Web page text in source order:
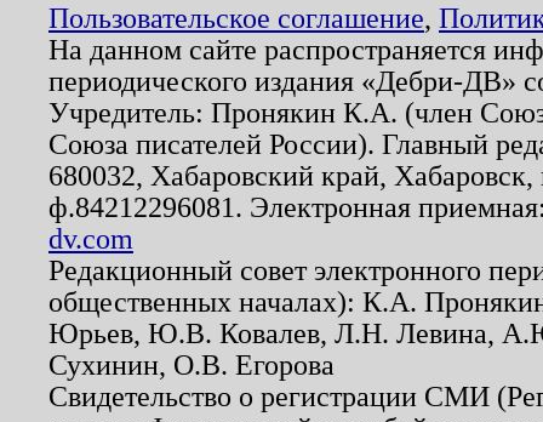
Пользовательское соглашение,
На данном сайте распространяется
периодического издания «Дебри-ДВ»
Учредитель: Пронякин К.А. (член
Союза писателей России). Главный
680032, Хабаровский край,
ф.84212296081. Электронная
dv.com
Редакционный совет электронного
общественных началах): К.А.
Юрьев, Ю.В. Ковалев, Л.Н. Левина,
Сухинин, О.В. Егорова
Свидетельство о регистрации СМИ